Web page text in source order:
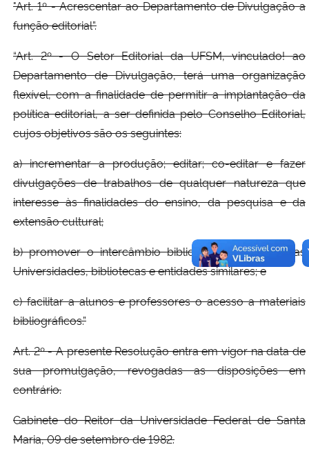
"Art. 1º - Acrescentar ao Departamento de Divulgação a
função editorial”.
“Art. 2º - O Setor Editorial da UFSM, vinculado! ao
Departamento de Divulgação, terá uma organização
flexível, com a finalidade de permitir a implantação da
política editorial, a ser definida pelo Conselho Editorial,
cujos objetivos são os seguintes:
a) incrementar a produção; editar; co-editar e fazer
divulgações de trabalhos de qualquer natureza que
interesse às finalidades do ensino, da pesquisa e da
extensão cultural;
b) promover o intercâmbio bibliográfico com ou tras
Universidades, bibliotecas e entidades similares; e
c) facilitar a alunos e professores o acesso a materiais
bibliográficos.”
Art. 2º - A presente Resolução entra em vigor na data de
sua promulgação, revogadas as disposições em
contrário.
Gabinete do Reitor da Universidade Federal de Santa
Maria, 09 de setembro de 1982.